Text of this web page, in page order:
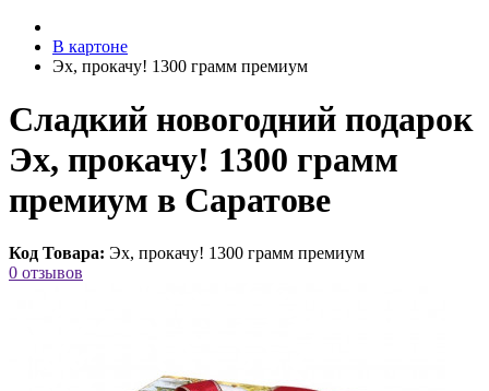
В картоне
Эх, прокачу! 1300 грамм премиум
Сладкий новогодний подарок
Эх, прокачу! 1300 грамм
премиум в Саратове
Код Товара: Эх, прокачу! 1300 грамм премиум
0 отзывов